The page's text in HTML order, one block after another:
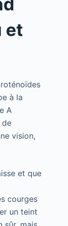
et
à la
A
de
vision,
et que
courges
un teint